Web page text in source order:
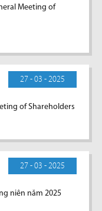
Meeting of
27 - 03 - 2025
of Shareholders
27 - 03 - 2025
niên năm 2025